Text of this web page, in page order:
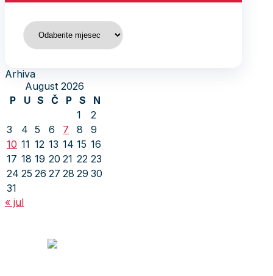
Arhiva
Arhiva
August 2026
P
U S Č P S
N
1
2
3
4 5 6 7 8
9
10 11 12 13 14 15 16
17 18 19 20 21 22 23
24 25 26 27 28 29 30
31
« jul